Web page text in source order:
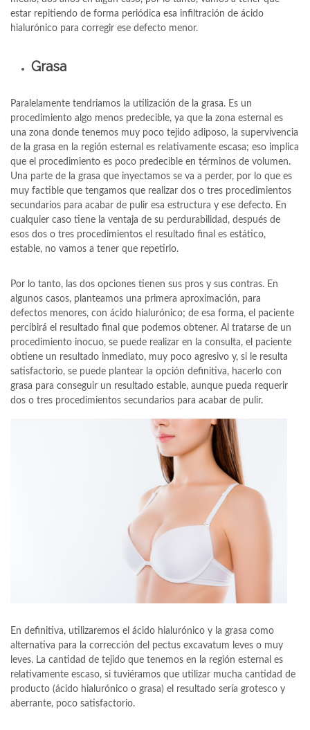
estar repitiendo de forma periódica esa infiltración de ácido
hialurónico para corregir ese defecto menor.
Grasa
Paralelamente tendriamos la utilización de la grasa. Es un
procedimiento algo menos predecible, ya que la zona esternal es
una zona donde tenemos muy poco tejido adiposo, la supervivencia
de la grasa en la región esternal es relativamente escasa; eso implica
que el procedimiento es poco predecible en términos de volumen.
Una parte de la grasa que inyectamos se va a perder, por lo que es
muy factible que tengamos que realizar dos o tres procedimientos
secundarios para acabar de pulir esa estructura y ese defecto. En
cualquier caso tiene la ventaja de su perdurabilidad, después de
esos dos o tres procedimientos el resultado final es estático,
estable, no vamos a tener que repetirlo.
Por lo tanto, las dos opciones tienen sus pros y sus contras. En
algunos casos, planteamos una primera aproximación, para
defectos menores, con ácido hialurónico; de esa forma, el paciente
percibirá el resultado final que podemos obtener. Al tratarse de un
procedimiento inocuo, se puede realizar en la consulta, el paciente
obtiene un resultado inmediato, muy poco agresivo y, si le resulta
satisfactorio, se puede plantear la opción definitiva, hacerlo con
grasa para conseguir un resultado estable, aunque pueda requerir
dos o tres procedimientos secundarios para acabar de pulir.
En definitiva, utilizaremos el ácido hialurónico y la grasa como
alternativa para la corrección del pectus excavatum leves o muy
leves. La cantidad de tejido que tenemos en la región esternal es
relativamente escaso, si tuviéramos que utilizar mucha cantidad de
producto (ácido hialurónico o grasa) el resultado sería grotesco y
aberrante, poco satisfactorio.